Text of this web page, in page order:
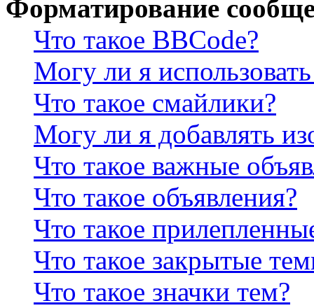
Форматирование
Что такое BBCode?
Могу ли я
Что такое смайлики?
Могу ли я добавлять
Что такое важные
Что такое объявления?
Что такое
Что такое закрытые
Что такое значки тем?